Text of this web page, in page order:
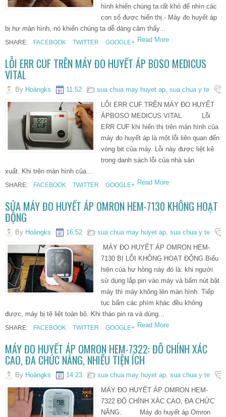
hình khiến chúng ta rất khó để nhìn các
con số được hiển thị.- Máy đo huyết áp
bị hư màn hình, nó khiến chúng ta dễ dàng cảm thấy...
SHARE: FACEBOOK TWITTER GOOGLE+ Read More
LỖI ERR CUF TRÊN MÁY ĐO HUYẾT ÁP BOSO MEDICUS
VITAL
By Hoàngks 11:52 sua chua may huyet ap, sua chua y te
LỖI ERR CUF TRÊN MÁY ĐO HUYẾT
ÁPBOSO MEDICUS VITAL Lỗi
ERR CUF khi hiển thị trên màn hình của
máy đo huyết áp là một lỗi liên quan đến
vòng bit của máy. Lỗi này được liệt kê
trong danh sách lỗi của nhà sản
xuất. Khi trên màn hình của...
SHARE: FACEBOOK TWITTER GOOGLE+ Read More
SỬA MÁY ĐO HUYẾT ÁP OMRON HEM-7130 KHÔNG HOẠT
ĐỘNG
By Hoàngks 16:52 sua chua may huyet ap, sua chua y te
MÁY ĐO HUYẾT ÁP OMRON HEM-
7130 BỊ LỖI KHÔNG HOẠT ĐỘNG Biểu
hiện của hư hỏng này đó là: khi người
sử dụng lắp pin vào máy và bấm nút bật
máy thì máy không lên màn hình. Tiếp
tục bấm các phím khác đều không
được, máy bị tê liệt toàn bộ. Khi tháo pin ra và dùng...
SHARE: FACEBOOK TWITTER GOOGLE+ Read More
MÁY ĐO HUYẾT ÁP OMRON HEM-7322: ĐÔ CHÍNH XÁC
CAO, ĐA CHỨC NĂNG, NHIỀU TIỆN ÍCH
By Hoàngks 14:23 sua chua may huyet ap, sua chua y te
MÁY ĐO HUYẾT ÁP OMRON HEM-
7322 ĐỘ CHÍNH XÁC CAO, ĐA CHỨC
NĂNG. Máy đo huyết áp Omron